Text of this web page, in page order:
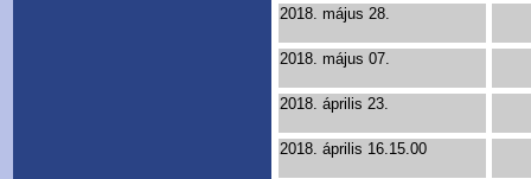
2018. május 28.
2018. május 07.
2018. április 23.
2018. április 16.15.00